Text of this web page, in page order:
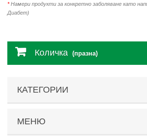
*Намери продукти за конкретно заболяване като
Диабет)
Количка (празна)
КАТЕГОРИИ
МЕНЮ